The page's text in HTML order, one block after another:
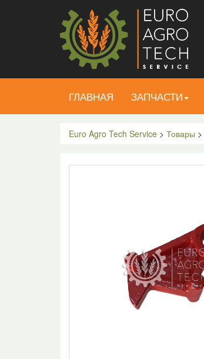
ГЛАВНАЯ ЗАПЧАСТИ
Euro Agro Tech Service > Товары >